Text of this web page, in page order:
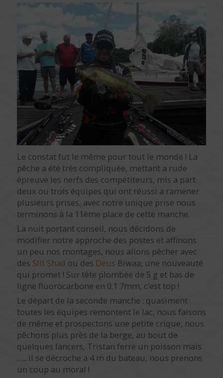
Le constat fut le même pour tout le monde ! La
pêche a été très compliquée, mettant a rude
épreuve les nerfs des compétiteurs, mis a part
deux ou trois équipes qui ont réussi a ramener
plusieurs prises, avec notre unique prise nous
terminons à la 11ème place de cette manche.
La nuit portant conseil, nous décidons de
modifier notre approche des postes et affinons
un peu nos montages, nous allons pêcher avec
des Slit Shad ou des Deus Biwaa, une nouveauté
qui promet ! Sur tête plombée de 5 g et bas de
ligne fluorocarbone en 0.1 7mm, c’est top !
Le départ de la seconde manche : quasiment
toutes les équipes remontent le lac, nous faisons
de même et prospectons une petite crique, nous
pêchons plus près de la berge, au bout de
quelques lancers, Tristan ferre un poisson mais
….. il se décroche a 4 m du bateau, nous prenons
un coup au moral !